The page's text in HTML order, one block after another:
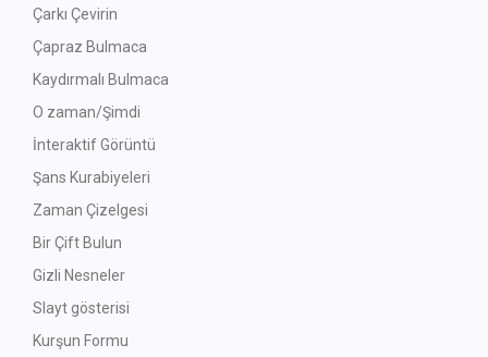
Çarkı Çevirin
Çapraz Bulmaca
Kaydırmalı Bulmaca
O zaman/Şimdi
İnteraktif Görüntü
Şans Kurabiyeleri
Zaman Çizelgesi
Bir Çift Bulun
Gizli Nesneler
Slayt gösterisi
Kurşun Formu